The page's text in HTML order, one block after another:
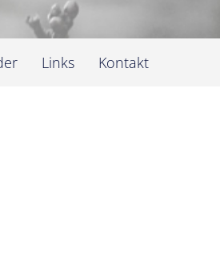
Links Kontakt